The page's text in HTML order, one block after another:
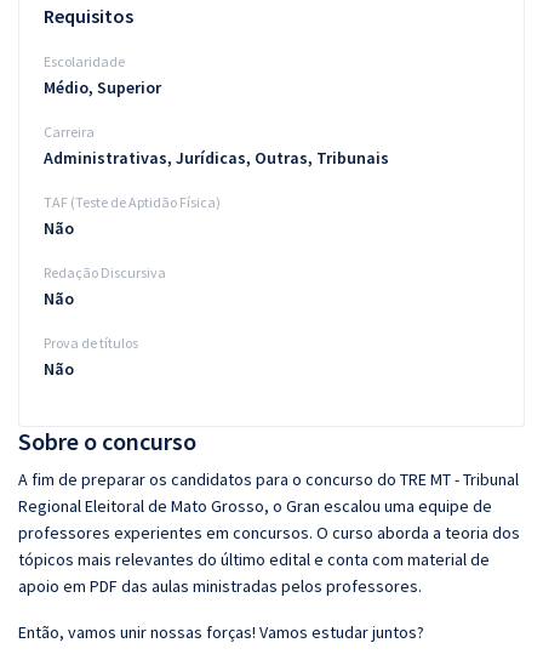
Sobre o concurso
A fim de preparar os candidatos para o concurso do TRE MT - Tribunal
Regional Eleitoral de Mato Grosso, o Gran escalou uma equipe de
professores experientes em concursos. O curso aborda a teoria dos
tópicos mais relevantes do último edital e conta com material de
apoio em PDF das aulas ministradas pelos professores.
Então, vamos unir nossas forças! Vamos estudar juntos?
Requisitos
Escolaridade
Médio, Superior
Carreira
Administrativas, Jurídicas, Outras, Tribunais
TAF (Teste de Aptidão Física)
Não
Redação Discursiva
Não
Prova de títulos
Não